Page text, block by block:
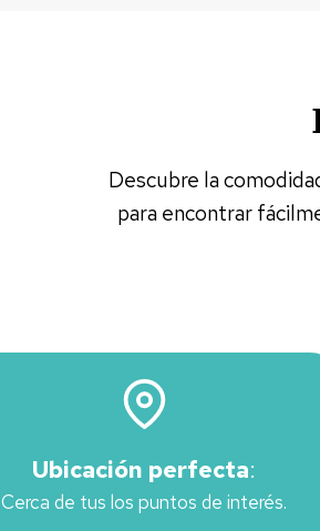
Descubre la
para encontrar
Ubicación perfecta:
Cerca de tus los puntos de interés.